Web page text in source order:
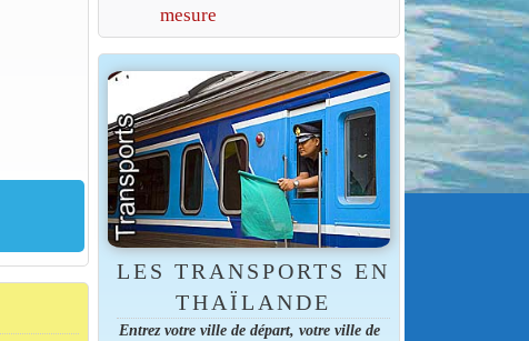
mesure
LES TRANSPORTS EN
THAÏLANDE
Entrez votre ville de départ, votre ville de